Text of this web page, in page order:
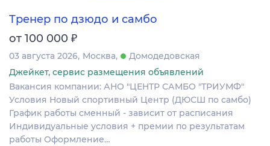
Тренер по дзюдо и самбо
от 100 000 ₽
03 августа 2026 Москва
Домодедовская
Джейкет, сервис размещения объявлений
Вакансия компании: АНО "ЦЕНТР САМБО "ТРИУМФ"
Условия Новый спортивный Центр (ДЮСШ по самбо)
График работы сменный - зависит от расписания
Индивидуальные условия + премии по результатам
работы Оформление…